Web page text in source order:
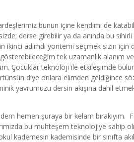
bunun içine kendimi de
derse girebilir ya da anında bu
ikinci adımdı yöntemi seçmek sizin için
tek uzamanlık alanım
Çocuklar teknoloji ile etkileşimde
diye onlara elimden geldiğince
yavrumuzu dersin akışına dahil
hemen şuraya bir kelam bırakıyım.
bu muhteşem teknolojiye sahip
kademesin kademisinde bir sınıfta